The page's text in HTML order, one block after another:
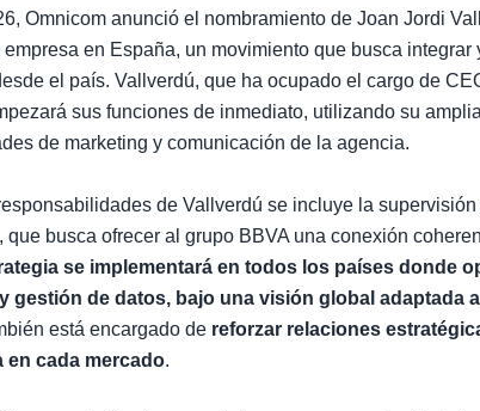
Omnicom anunció el nombramiento de Joan Jordi
en España, un movimiento que busca integrar
el país. Vallverdú, que ha ocupado el cargo de
sus funciones de inmediato, utilizando su
de marketing y comunicación de la agencia.
de Vallverdú se incluye la
busca ofrecer al grupo BBVA una conexión
se implementará en todos los países donde
gestión de datos, bajo una visión global adaptada
está encargado de reforzar relaciones
en cada mercado.